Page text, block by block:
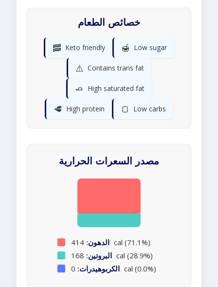
خصائص الطعام
🥓 Keto friendly 🍯 Low sugar
⚠️ Contains trans fat
🧈 High saturated fat
🥩 High protein 🍞 Low carbs
مصدر السعرات الحرارية
الدهون: 414 cal (71.1%)
البروتين: 168 cal (28.9%)
الكربوهيدرات: 0 cal (0.0%)